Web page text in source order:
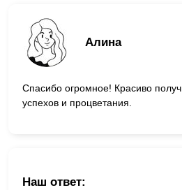
Алина
Спасибо огромное! Красиво
успехов и процветания.
Наш ответ: